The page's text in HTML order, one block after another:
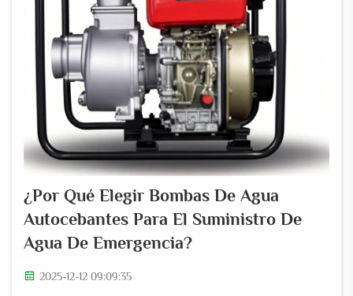
¿Por Qué Elegir Bombas De Agua
Autocebantes Para El Suministro De
Agua De Emergencia?
2025-12-12 09:09:35